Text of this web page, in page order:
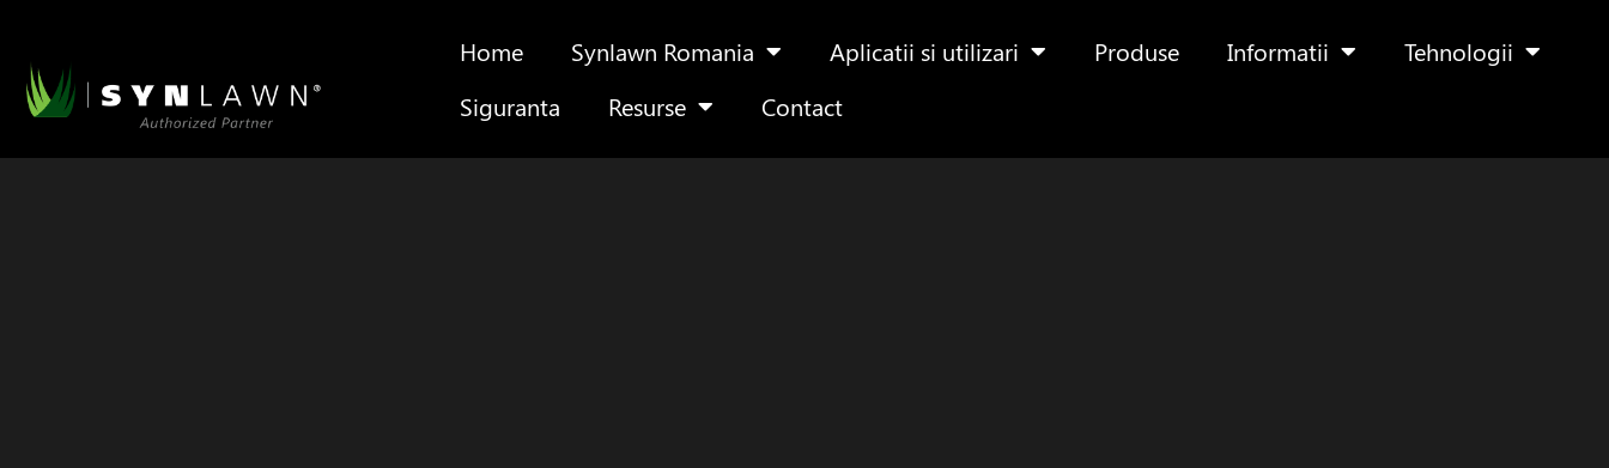
Home Synlawn Romania Aplicatii si utilizari Produse Informatii
Tehnologii
Siguranta
Resurse Contact